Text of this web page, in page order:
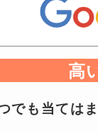
高
でも当ては